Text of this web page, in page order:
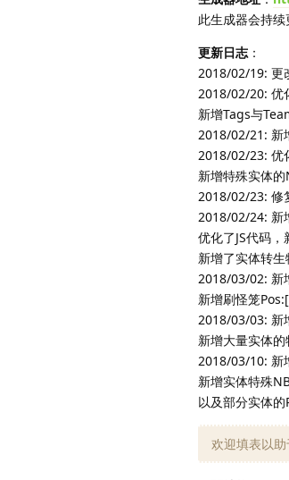
此生成器会持
更新日志：
2018/02/19: 更
2018/02/20: 优
新增Tags与
2018/02/21: 新
2018/02/23: 优
新增特殊实体
2018/02/23: 修
2018/02/24: 新
优化了JS代码
新增了实体转
2018/03/02: 新
新增刷怪笼
2018/03/03: 新
新增大量实体
2018/03/10: 新
新增实体特殊
以及部分实体
欢迎填表以助